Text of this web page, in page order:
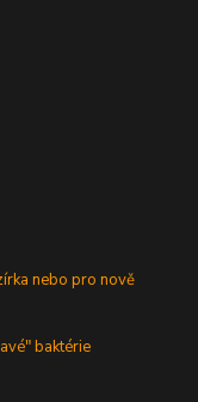
nebo pro nově
baktérie